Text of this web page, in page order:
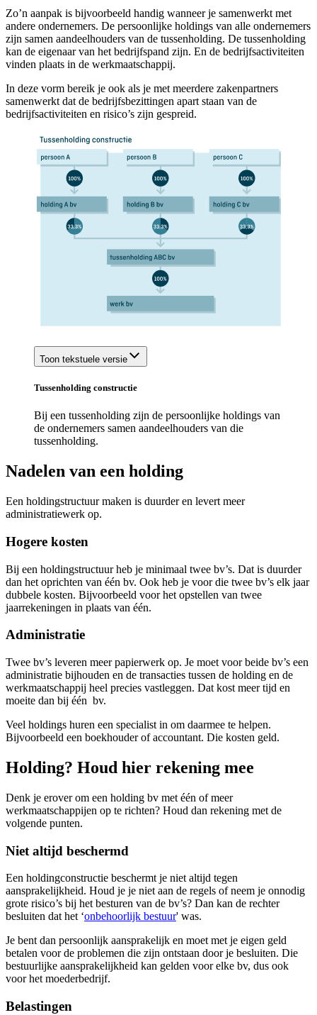
Zo’n aanpak is bijvoorbeeld handig wanneer je samenwerkt met
andere ondernemers. De persoonlijke holdings van alle ondernemers
zijn samen aandeelhouders van de tussenholding. De tussenholding
kan de eigenaar van het bedrijfspand zijn. En de bedrijfsactiviteiten
vinden plaats in de werkmaatschappij.
In deze vorm bereik je ook als je met meerdere zakenpartners
samenwerkt dat de bedrijfsbezittingen apart staan van de
bedrijfsactiviteiten en risico’s zijn gespreid.
Toon tekstuele versie
Tussenholding constructie
Bij een tussenholding zijn de persoonlijke holdings van
de ondernemers samen aandeelhouders van die
tussenholding.
Nadelen van een holding
Een holdingstructuur maken is duurder en levert meer
administratiewerk op.
Hogere kosten
Bij een holdingstructuur heb je minimaal twee bv’s. Dat is duurder
dan het oprichten van één bv. Ook heb je voor die twee bv’s elk jaar
dubbele kosten. Bijvoorbeeld voor het opstellen van twee
jaarrekeningen in plaats van één.
Administratie
Twee bv’s leveren meer papierwerk op. Je moet voor beide bv’s een
administratie bijhouden en de transacties tussen de holding en de
werkmaatschappij heel precies vastleggen. Dat kost meer tijd en
moeite dan bij één bv.
Veel holdings huren een specialist in om daarmee te helpen.
Bijvoorbeeld een boekhouder of accountant. Die kosten geld.
Holding? Houd hier rekening mee
Denk je erover om een holding bv met één of meer
werkmaatschappijen op te richten? Houd dan rekening met de
volgende punten.
Niet altijd beschermd
Een holdingconstructie beschermt je niet altijd tegen
aansprakelijkheid. Houd je je niet aan de regels of neem je onnodig
grote risico’s bij het besturen van de bv’s? Dan kan de rechter
besluiten dat het ‘onbehoorlijk bestuur' was.
Je bent dan persoonlijk aansprakelijk en moet met je eigen geld
betalen voor de problemen die zijn ontstaan door je besluiten. Die
bestuurlijke aansprakelijkheid kan gelden voor elke bv, dus ook
voor het moederbedrijf.
Belastingen